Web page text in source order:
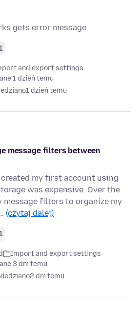
gets error message
and export settings
1 dzień temu
1 dzień temu
message filters between
created my first account using
was expensive. Over the
message filters to organize my
(czytaj dalej)
Import and export settings
3 dni temu
2 dni temu